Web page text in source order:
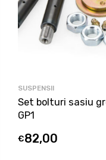
SUSPENSII
Set bolturi sasiu
GP1
€82,00